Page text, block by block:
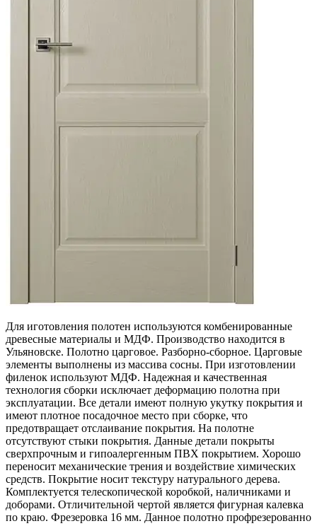
Для иготовления полотен используются комбенированные
древесные материалы и МДФ. Производство находится в
Ульяновске. Полотно царговое. Разборно-сборное. Царговые
элементы выполнены из массива сосны. При изготовлении
филенок используют МДФ. Надежная и качественная
технология сборки исключает деформацию полотна при
эксплуатации. Все детали имеют полную укутку покрытия и
имеют плотное посадочное место при сборке, что
предотвращает отслаивание покрытия. На полотне
отсутствуют стыки покрытия. Данные детали покрыты
сверхпрочным и гипоалергенным ПВХ покрытием. Хорошо
переносит механические трения и воздействие химических
средств. Покрытие носит текстуру натурального дерева.
Комплектуется телескопической коробкой, наличниками и
доборами. Отличительной чертой является фигурная калевка
по краю. Фрезеровка 16 мм. Данное полотно профрезерованно